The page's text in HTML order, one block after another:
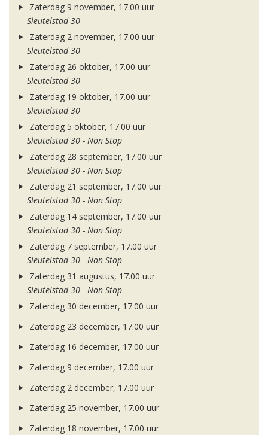
Zaterdag 9 november, 17.00 uur
Sleutelstad 30
Zaterdag 2 november, 17.00 uur
Sleutelstad 30
Zaterdag 26 oktober, 17.00 uur
Sleutelstad 30
Zaterdag 19 oktober, 17.00 uur
Sleutelstad 30
Zaterdag 5 oktober, 17.00 uur
Sleutelstad 30 - Non Stop
Zaterdag 28 september, 17.00 uur
Sleutelstad 30 - Non Stop
Zaterdag 21 september, 17.00 uur
Sleutelstad 30 - Non Stop
Zaterdag 14 september, 17.00 uur
Sleutelstad 30 - Non Stop
Zaterdag 7 september, 17.00 uur
Sleutelstad 30 - Non Stop
Zaterdag 31 augustus, 17.00 uur
Sleutelstad 30 - Non Stop
Zaterdag 30 december, 17.00 uur
Zaterdag 23 december, 17.00 uur
Zaterdag 16 december, 17.00 uur
Zaterdag 9 december, 17.00 uur
Zaterdag 2 december, 17.00 uur
Zaterdag 25 november, 17.00 uur
Zaterdag 18 november, 17.00 uur